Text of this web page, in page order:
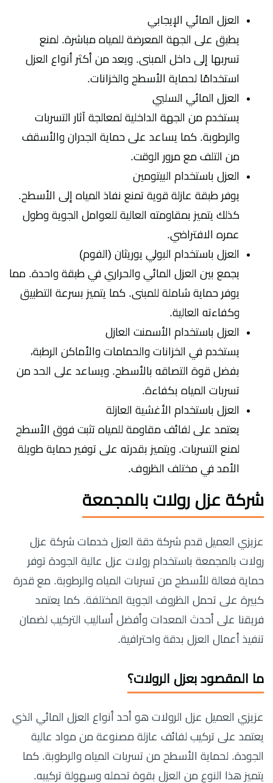
العزل المائي الإيجابي
يطبق على الجهة المعرضة للمياه مباشرة. لمنع
تسربها إلى داخل المبنى. ويعد من أكثر أنواع العزل
استخدامًا لحماية الأسطح والخزانات.
العزل المائي السلبي
يستخدم من الجهة الداخلية لمعالجة آثار التسربات
والرطوبة. كما يساعد على حماية الجدران والأسقف
من التلف مع مرور الوقت.
العزل باستخدام البيتومين
يوفر طبقة عازلة قوية تمنع نفاذ المياه إلى الأسطح.
كذلك يتميز بمقاومته العالية للعوامل الجوية وطول
عمره الافتراضي.
العزل باستخدام البولي يوريثان (الفوم)
يجمع بين العزل المائي والحراري في طبقة واحدة. مما
يوفر حماية شاملة للمبنى. كما يتميز بسرعة التطبيق
وكفاءته العالية.
العزل باستخدام الأسمنت العازل
يستخدم في الخزانات والحمامات والأماكن الرطبة،
بفضل قوة التصاقه بالأسطح. ويساعد على الحد من
تسربات المياه بكفاءة.
العزل باستخدام الأغشية العازلة
يعتمد على لفائف مقاومة للمياه تثبت فوق الأسطح
لمنع التسربات. ويتميز بقدرته على توفير حماية طويلة
الأمد في مختلف الظروف.
شركة عزل رولات بالمجمعة
عزيزي العميل قدم شركة دقة العزل خدمات شركة عزل
رولات بالمجمعة باستخدام رولات عزل عالية الجودة توفر
حماية فعالة للأسطح من تسربات المياه والرطوبة. مع قدرة
كبيرة على تحمل الظروف الجوية المختلفة. كما يعتمد
فريقنا على أحدث المعدات وأفضل أساليب التركيب لضمان
تنفيذ أعمال العزل بدقة واحترافية.
ما المقصود بعزل الرولات؟
عزيزي العميل عزل الرولات هو أحد أنواع العزل المائي الذي
يعتمد على تركيب لفائف عازلة مصنوعة من مواد عالية
الجودة. لحماية الأسطح من تسربات المياه والرطوبة. كما
يتميز هذا النوع من العزل بقوة تحمله وسهولة تركيبه.